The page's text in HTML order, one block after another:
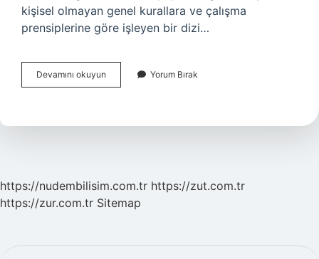
kişisel olmayan genel kurallara ve çalışma
prensiplerine göre işleyen bir dizi…
Devamını okuyun Bürokrasi
Yaklaşımı
Yorum Bırak
https://nudembilisim.com.tr https://zut.com.tr
https://zur.com.tr Sitemap